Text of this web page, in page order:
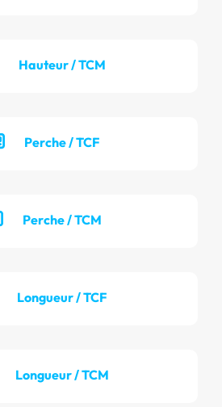
Hauteur / TCM
Perche / TCF
Perche / TCM
Longueur / TCF
Longueur / TCM